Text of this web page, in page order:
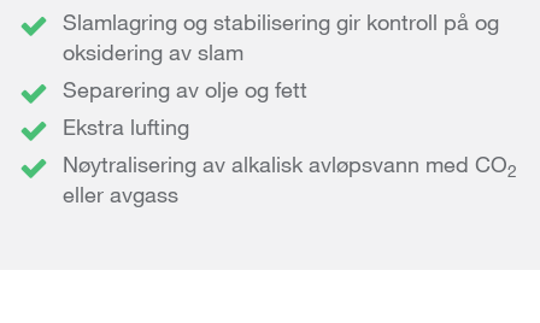
Slamlagring og stabilisering gir kontroll på og
oksidering av slam
Separering av olje og fett
Ekstra lufting
Nøytralisering av alkalisk avløpsvann med CO2
eller avgass